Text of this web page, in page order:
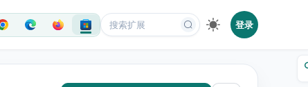
登录